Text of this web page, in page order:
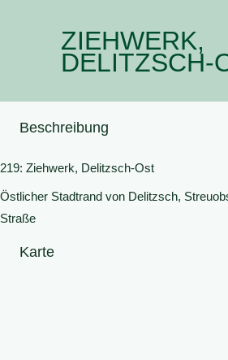
ZIEHWERK,
DELITZSCH-
Beschreibung
219: Ziehwerk, Delitzsch-Ost
Östlicher Stadtrand von Delitzsch,
Straße
Karte